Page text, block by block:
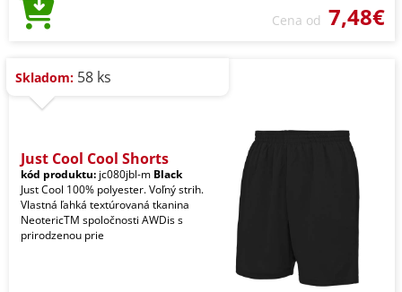
Cena od 7,48€
Skladom: 58 ks
Just Cool Cool Shorts
kód produktu: jc080jbl-m Black
Just Cool 100% polyester. Voľný strih.
Vlastná ľahká textúrovaná tkanina
NeotericTM spoločnosti AWDis s
prirodzenou prie